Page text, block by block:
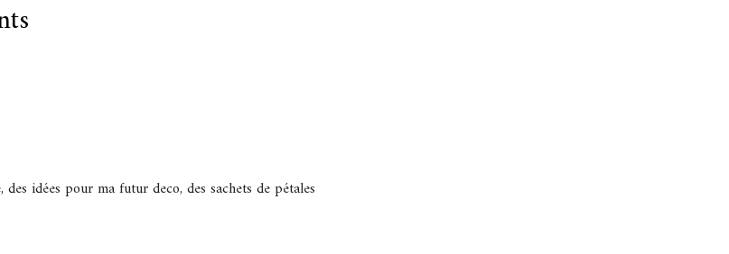
idées pour ma futur deco, des sachets de pétales